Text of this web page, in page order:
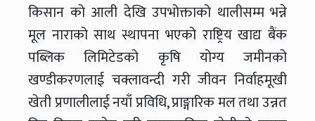
किसान को आली देखि उपभोक्ताको थालीसम्म भन्ने
मूल नाराको साथ स्थापना भएको राष्ट्रिय खाद्य बैंक
पब्लिक लिमिटेडको कृषि योग्य जमीनको
खण्डीकरणलाई चक्लावन्दी गरी जीवन निर्वाहमूखी
खेती प्रणालीलाई नयाँ प्रविधि, प्राङ्गारिक मल तथा उन्नत